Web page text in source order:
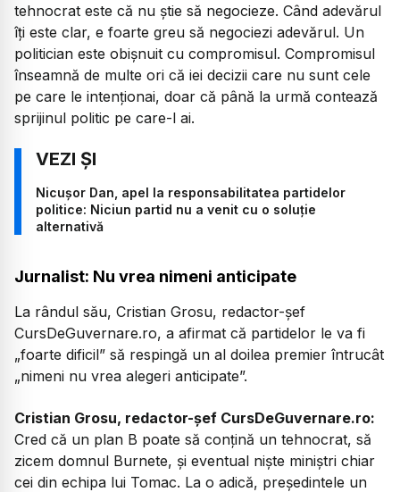
tehnocrat este că nu știe să negocieze. Când adevărul
îți este clar, e foarte greu să negociezi adevărul. Un
politician este obișnuit cu compromisul. Compromisul
înseamnă de multe ori că iei decizii care nu sunt cele
pe care le intenționai, doar că până la urmă contează
sprijinul politic pe care-l ai.
Nicușor Dan, apel la responsabilitatea partidelor
politice: Niciun partid nu a venit cu o soluție
alternativă
Jurnalist: Nu vrea nimeni anticipate
La rândul său, Cristian Grosu, redactor-șef
CursDeGuvernare.ro, a afirmat că partidelor le va fi
„foarte dificil” să respingă un al doilea premier întrucât
„nimeni nu vrea alegeri anticipate”.
Cristian Grosu, redactor-șef CursDeGuvernare.ro:
Cred că un plan B poate să conțină un tehnocrat, să
zicem domnul Burnete, și eventual niște miniștri chiar
cei din echipa lui Tomac. La o adică, președintele un